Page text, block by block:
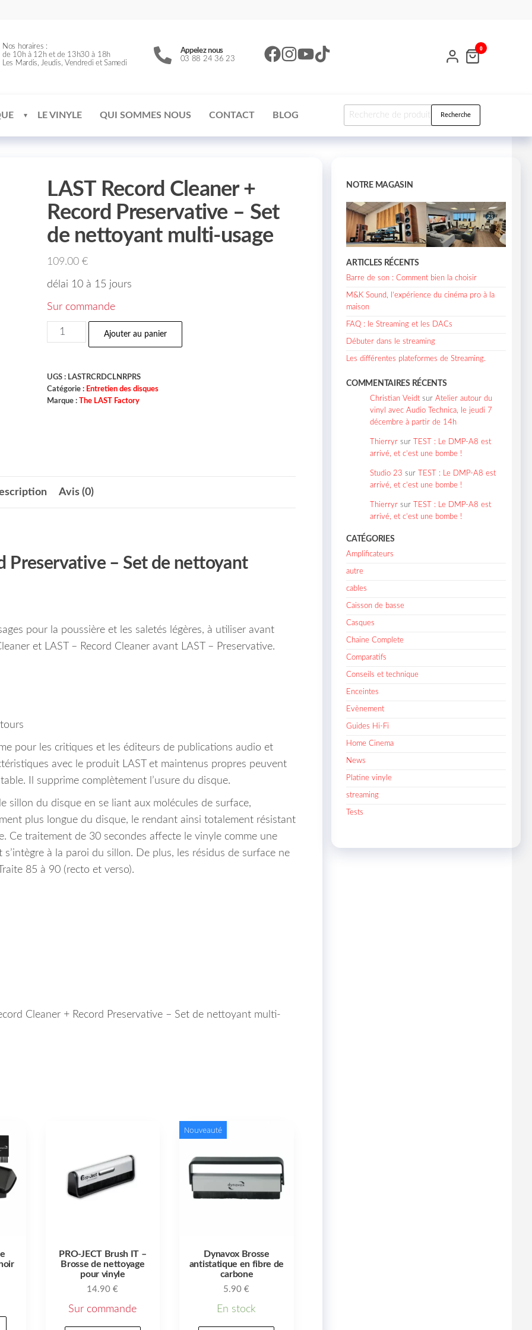
Nos horaires :
de 10h à 12h et de 13h30 à 18h
Les Mardis, Jeudis, Vendredi et Samedi
Appelez nous
03 88 24 36 23
0
LE VINYLE QUI SOMMES NOUS CONTACT BLOG Recherche
LAST Record Cleaner +
Record Preservative – Set
de nettoyant multi-usage
109.00€
délai 10 à 15 jours
Sur commande
Ajouter au panier
UGS : LASTRCRDCLNRPRS
Catégorie : Entretien des disques
Marque :The LAST Factory
Avis (0)
Preservative – Set de nettoyant
pour la poussière et les saletés légères, à utiliser avant
et LAST – Record Cleaner avant LAST – Preservative.
pour les critiques et les éditeurs de publications audio et
avec le produit LAST et maintenus propres peuvent
Il supprime complètement l’usure du disque.
sillon du disque en se liant aux molécules de surface,
plus longue du disque, le rendant ainsi totalement résistant
Ce traitement de 30 secondes affecte le vinyle comme une
à la paroi du sillon. De plus, les résidus de surface ne
85 à 90 (recto et verso).
Cleaner + Record Preservative – Set de nettoyant multi-
PRO-JECT Brush IT –
Brosse de nettoyage
pour vinyle
14.90€
Sur commande
Nouveauté
Dynavox Brosse
antistatique en fibre de
carbone
5.90€
En stock
NOTRE MAGASIN
ARTICLES RÉCENTS
Barre de son : Comment bien la choisir
M&K Sound, l’expérience du cinéma pro à la
maison
FAQ : le Streaming et les DACs
Débuter dans le streaming
Les différentes plateformes de Streaming.
COMMENTAIRES RÉCENTS
Christian Veidt surAtelier autour du
vinyl avec Audio Technica, le jeudi 7
décembre à partir de 14h
Thierryr sur
TEST : Le DMP-A8 est
arrivé, et c’est une bombe !
Studio 23 sur
TEST : Le DMP-A8 est
arrivé, et c’est une bombe !
Thierryr sur
TEST : Le DMP-A8 est
arrivé, et c’est une bombe !
CATÉGORIES
Amplificateurs
autre
cables
Caisson de basse
Casques
Chaine Complete
Comparatifs
Conseils et technique
Enceintes
Evènement
Guides Hi-Fi
Home Cinema
News
Platine vinyle
streaming
Tests